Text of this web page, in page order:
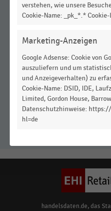
Käufersicht (2025)
handelsdaten.de, das
verstehen, wie unsere
Cookie-Name: _pk_*.*
Marketing-Anzeigen
Google Adsense: Cookie von
auszuliefern und um
und Anzeigeverhalten) zu
Cookie-Name: DSID, IDE,
Limited, Gordon House,
Datenschutzhinweise:
hl=de